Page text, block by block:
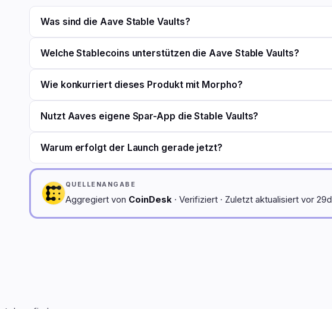
Was sind die Aave Stable Vaults?
Welche Stablecoins unterstützen die Aave Stable Vaults?
Wie konkurriert dieses Produkt mit Morpho?
Nutzt Aaves eigene Spar-App die Stable Vaults?
Warum erfolgt der Launch gerade jetzt?
QUELLENANGABE
Aggregiert von CoinDesk · Verifiziert · Zuletzt aktualisiert vor 29d